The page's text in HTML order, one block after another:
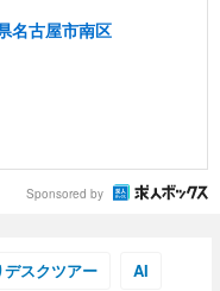
名古屋市南区
Sponsored by
デスクツアー AI